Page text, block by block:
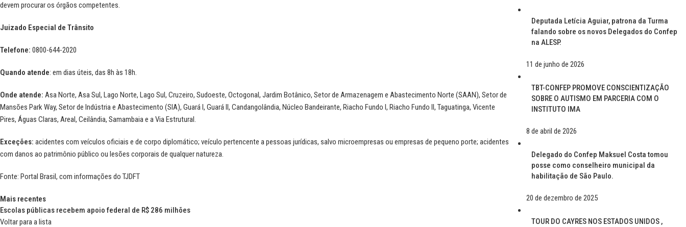
devem procurar os órgãos competentes.
Juizado Especial de Trânsito
Telefone: 0800-644-2020
Quando atende: em dias úteis, das 8h às 18h.
Onde atende: Asa Norte, Asa Sul, Lago Norte, Lago Sul, Cruzeiro, Sudoeste, Octogonal, Jardim Botânico, Setor de Armazenagem e Abastecimento Norte (SAAN), Setor de
Mansões Park Way, Setor de Indústria e Abastecimento (SIA), Guará I, Guará II, Candangolândia, Núcleo Bandeirante, Riacho Fundo I, Riacho Fundo II, Taguatinga, Vicente
Pires, Águas Claras, Areal, Ceilândia, Samambaia e a Via Estrutural.
Exceções: acidentes com veículos oficiais e de corpo diplomático; veículo pertencente a pessoas jurídicas, salvo microempresas ou empresas de pequeno porte; acidentes
com danos ao patrimônio público ou lesões corporais de qualquer natureza.
Fonte: Portal Brasil, com informações do TJDFT
Mais recentes
Escolas públicas recebem apoio federal de R$ 286 milhões
Voltar para a lista
Deputada Letícia Aguiar, patrona da Turma
falando sobre os novos Delegados do Confep
na ALESP.
11 de junho de 2026
TBT-CONFEP PROMOVE CONSCIENTIZAÇÃO
SOBRE O AUTISMO EM PARCERIA COM O
INSTITUTO IMA
8 de abril de 2026
Delegado do Confep Maksuel Costa tomou
posse como conselheiro municipal da
habilitação de São Paulo.
20 de dezembro de 2025
TOUR DO CAYRES NOS ESTADOS UNIDOS ,